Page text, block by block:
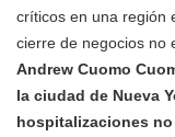
críticos en una región
cierre de negocios no
Andrew Cuomo
la ciudad de Nueva
hospitalizaciones